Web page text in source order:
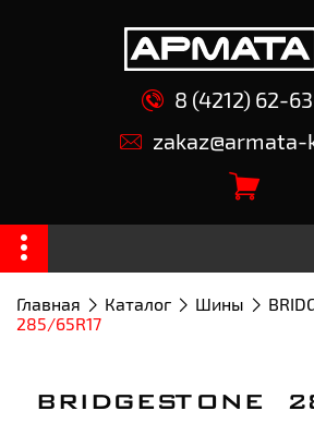
8 (4212) 62-
zakaz@armata-
Главная Каталог Шины
285/65R17
BRIDGESTONE